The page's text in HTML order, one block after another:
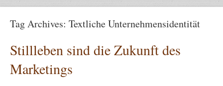
Tag Archives: Textliche Unternehmensidentität
Stillleben sind die Zukunft des
Marketings